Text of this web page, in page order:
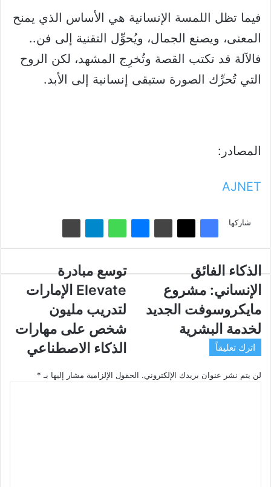
فيما تظل اللمسة الإنسانية هي الأساس الذي يمنح
المعنى، ويصنع الجمال، ويُحوِّل التقنية إلى فن..
فالآلة قد تكتب القصة وتُخرِج المشهد، لكن الروح
التي تُحرِّك الصورة ستبقى إنسانية إلى الأبد.
المصادر:
AJNET
شاركها
الذكاء
الفائق
الإنساني:
مشروع
مايكروسوفت
الجديد
لخدمة
البشرية
الذكاء الفائق
الإنساني: مشروع
مايكروسوفت الجديد
لخدمة البشرية
توسع
مبادرة
Elevate
الإمارات
لتدريب
مليون
شخص
على
الذكاء
توسع مبادرة
Elevate الإمارات
لتدريب مليون
شخص على مهارات
الذكاء الاصطناعي
اترك تعليقاً
لن يتم نشر عنوان بريدك الإلكتروني. الحقول الإلزامية مشار إليها بـ *